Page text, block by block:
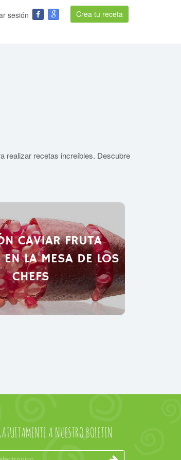
Crea tu receta
sesión
realizar recetas increíbles. Descubre
CAVIAR FRUTA
LA MESA DE LOS
CHEFS
A NUESTRO BOLETIN